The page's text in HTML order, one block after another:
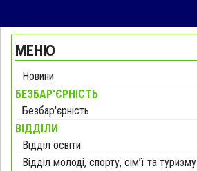
МЕНЮ
Новини
БЕЗБАР'ЄРНІСТЬ
Безбар'єрність
ВІДДІЛИ
Відділ освіти
Відділ молоді, спорту, сім’ї та туризму